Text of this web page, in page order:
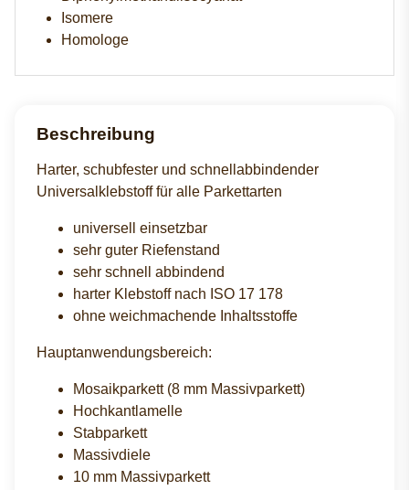
Isomere
Homologe
Beschreibung
Harter, schubfester und schnellabbindender
Universalklebstoff für alle Parkettarten
universell einsetzbar
sehr guter Riefenstand
sehr schnell abbindend
harter Klebstoff nach ISO 17 178
ohne weichmachende Inhaltsstoffe
Hauptanwendungsbereich:
Mosaikparkett (8 mm Massivparkett)
Hochkantlamelle
Stabparkett
Massivdiele
10 mm Massivparkett